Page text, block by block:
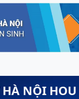
NỘI HOU